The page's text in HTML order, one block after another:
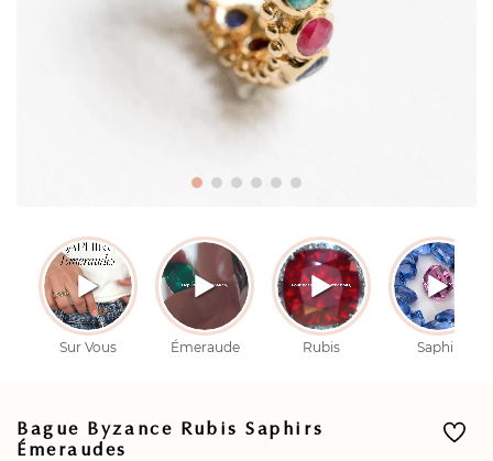
Bague Byzance Rubis Saphirs
Émeraudes